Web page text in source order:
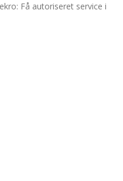
Få autoriseret service i